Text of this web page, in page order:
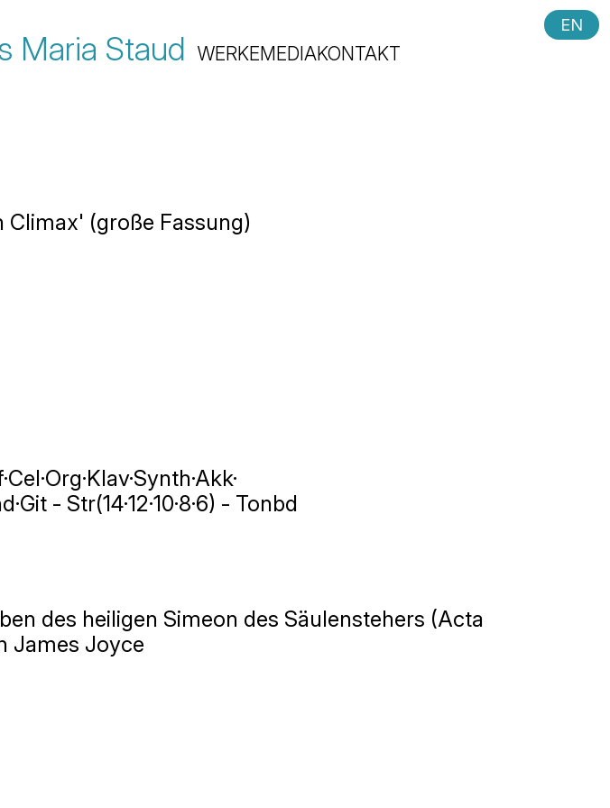
EN
Maria Staud WERKEMEDIAKONTAKT
Climax' (große Fassung)
- Str(14·12·10·8·6) - Tonbd
des heiligen Simeon des Säulenstehers (Acta
James Joyce